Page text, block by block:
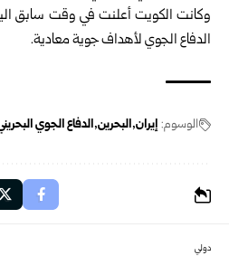
وكانت الكويت أعلنت في وقت سابق
الدفاع الجوي لأهداف جوية معادية.
الوسوم: إيران البحرين الدفاع الجوي
دولي